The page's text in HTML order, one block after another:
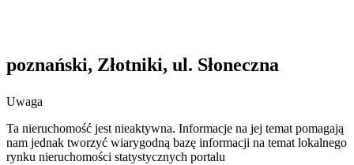
poznański, Złotniki, ul. Słoneczna
Uwaga
Ta nieruchomość jest nieaktywna. Informacje na jej temat pomagają
nam jednak tworzyć wiarygodną bazę informacji na temat lokalnego
rynku nieruchomości statystycznych portalu